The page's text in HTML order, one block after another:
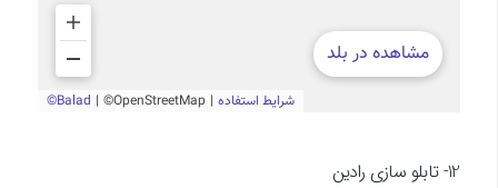
12- تابلو سازی رادین